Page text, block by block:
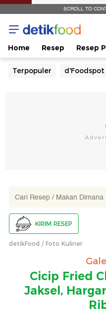
SCROLL TO
Home Resep Resep
Terpopuler d'Foodspot
KIRIM RESEP
detikFood Foto Kuliner
Cicip Fried
Jaksel,